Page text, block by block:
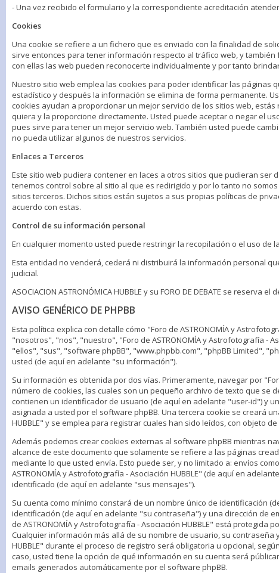
- Una vez recibido el formulario y la correspondiente acreditación
Cookies
Una cookie se refiere a un fichero que es enviado con la finalidad de
sirve entonces para tener información respecto al tráfico web, y
con ellas las web pueden reconocerte individualmente y por tanto
Nuestro sitio web emplea las cookies para poder identificar las páginas
estadístico y después la información se elimina de forma permanente.
cookies ayudan a proporcionar un mejor servicio de los sitios web,
quiera y la proporcione directamente. Usted puede aceptar o negar el
pues sirve para tener un mejor servicio web. También usted puede
no pueda utilizar algunos de nuestros servicios.
Enlaces a Terceros
Este sitio web pudiera contener en laces a otros sitios que pudieran ser
tenemos control sobre al sitio al que es redirigido y por lo tanto no
sitios terceros. Dichos sitios están sujetos a sus propias políticas de
acuerdo con estas.
Control de su información personal
En cualquier momento usted puede restringir la recopilación o el uso
Esta entidad no venderá, cederá ni distribuirá la información personal
judicial.
ASOCIACION ASTRONÓMICA HUBBLE y su FORO DE DEBATE se
AVISO GENÉRICO DE PHPBB
Esta política explica con detalle cómo "Foro de ASTRONOMÍA y
"nosotros", "nos", "nuestro", "Foro de ASTRONOMÍA y Astrofotografía -
"ellos", "sus", "software phpBB", "www.phpbb.com", "phpBB Limited",
usted (de aquí en adelante "su información").
Su información es obtenida por dos vías. Primeramente, navegar por
número de cookies, las cuales son un pequeño archivo de texto que se
contienen un identificador de usuario (de aquí en adelante "user-id") y
asignada a usted por el software phpBB. Una tercera cookie se creará
HUBBLE" y se emplea para registrar cuales han sido leídos, con objeto
Además podemos crear cookies externas al software phpBB mientras
alcance de este documento que solamente se refiere a las páginas
mediante lo que usted envía. Esto puede ser, y no limitado a: envíos
ASTRONOMÍA y Astrofotografía - Asociación HUBBLE" (de aquí en
identificado (de aquí en adelante "sus mensajes").
Su cuenta como mínimo constará de un nombre único de identificación
identificación (de aquí en adelante "su contraseña") y una dirección de
de ASTRONOMÍA y Astrofotografía - Asociación HUBBLE" está
Cualquier información más allá de su nombre de usuario, su contraseña
HUBBLE" durante el proceso de registro será obligatoria u opcional,
caso, usted tiene la opción de qué información en su cuenta será
emails generados automáticamente por el software phpBB.